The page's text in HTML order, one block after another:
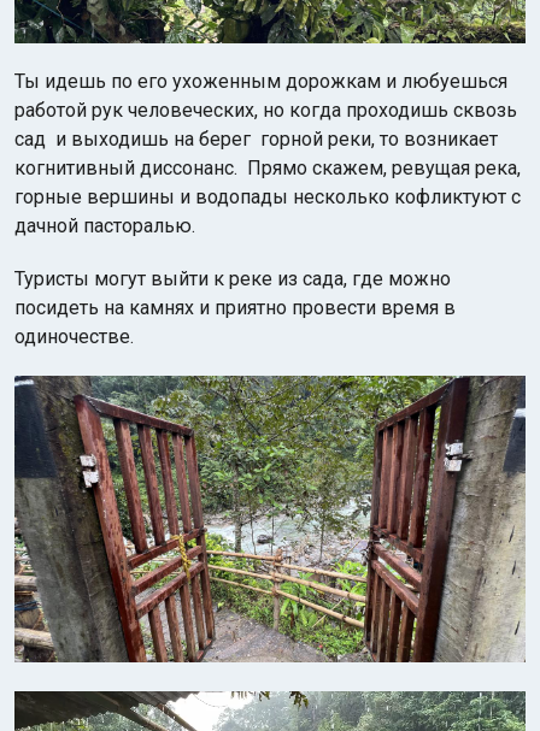
Ты идешь по его ухоженным дорожкам и любуешься
работой рук человеческих, но когда проходишь сквозь
сад и выходишь на берег горной реки, то возникает
когнитивный диссонанс. Прямо скажем, ревущая река,
горные вершины и водопады несколько кофликтуют с
дачной пасторалью.
Туристы могут выйти к реке из сада, где можно
посидеть на камнях и приятно провести время в
одиночестве.